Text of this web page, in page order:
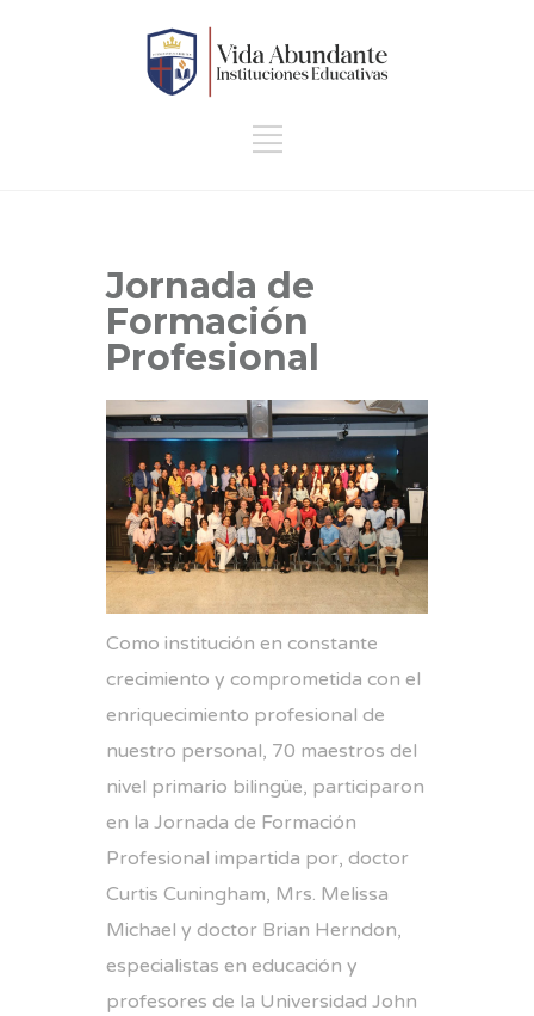
Jornada de
Formación
Profesional
Como institución en constante
crecimiento y comprometida con el
enriquecimiento profesional de
nuestro personal, 70 maestros del
nivel primario bilingüe, participaron
en la Jornada de Formación
Profesional impartida por, doctor
Curtis Cuningham, Mrs. Melissa
Michael y doctor Brian Herndon,
especialistas en educación y
profesores de la Universidad John